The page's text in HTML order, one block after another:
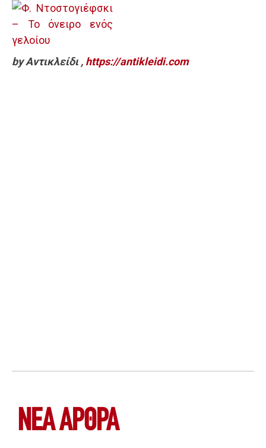
by Αντικλείδι , https://antikleidi.com
ΝΕΑ ΆΡΘΡΑ